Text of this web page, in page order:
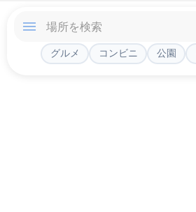
グルメ コンビニ 公園